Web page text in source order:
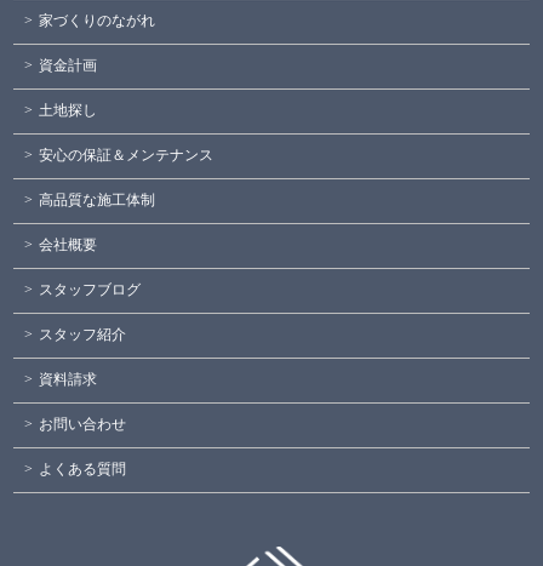
家づくりのながれ
資金計画
土地探し
安心の保証＆メンテナンス
高品質な施工体制
会社概要
スタッフブログ
スタッフ紹介
資料請求
お問い合わせ
よくある質問